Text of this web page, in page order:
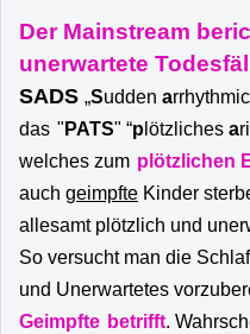
Der Mainstream
unerwartete
SADS „Sudden arrhythmic
das " PATS" “p lötzliches a
welches zum plötzlichen
auch geimpfte Kinder
allesamt plötzlich und
So versucht man die
und Unerwartetes
Geimpfte betrifft.